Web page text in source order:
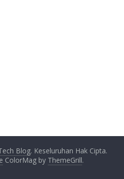
Blog. Keseluruhan Hak Cipta.
ColorMag by ThemeGrill.